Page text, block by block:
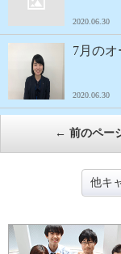
2020.06.30
7月の
2020.06.30
← 前のペー
他キ